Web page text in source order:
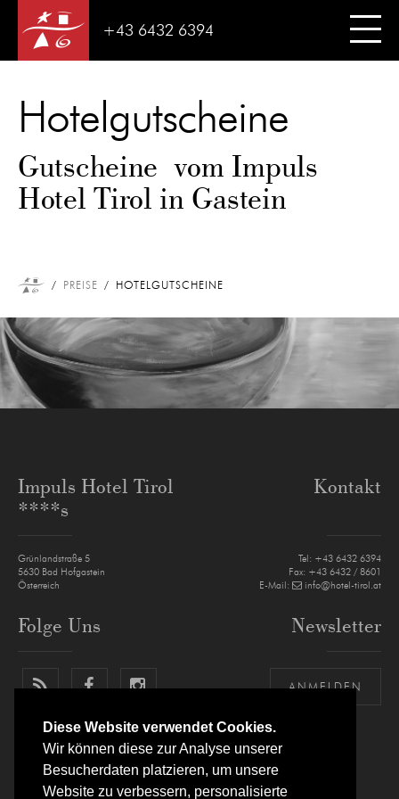
Diese Website verwendet Cookies.
Wir können diese zur Analyse unserer
Besucherdaten platzieren, um unsere
Website zu verbessern, personalisierte
Hotelgutscheine
Gutscheine vom Impuls
Hotel Tirol in Gastein
PREISE HOTELGUTSCHEINE
+43 6432 6394
Impuls Hotel Tirol
****s
Grünlandstraße 5
5630 Bad Hofgastein
Österreich
Kontakt
Tel: +43 6432 6394
Fax: +43 6432 / 8601
E-Mail:
info@hotel-tirol.at
Folge Uns Newsletter
ANMELDEN